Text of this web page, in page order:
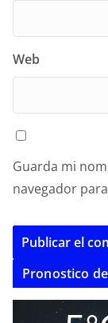
Web
Guarda mi
navegador
l
Pronostico